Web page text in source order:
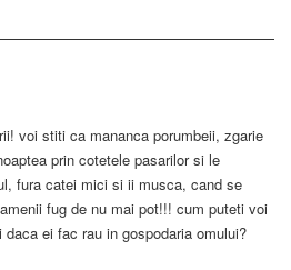
voi stiti ca mananca porumbeii, zgarie
prin cotetele pasarilor si le
fura catei mici si ii musca, cand se
fug de nu mai pot!!! cum puteti voi
ei fac rau in gospodaria omului?